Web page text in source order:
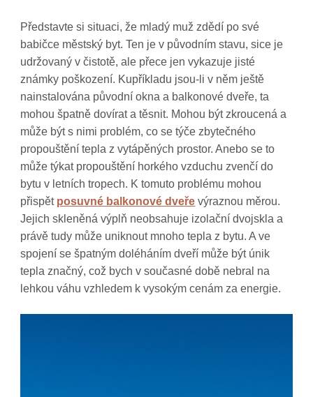
Představte si situaci, že mladý muž zdědí po své
babičce městský byt. Ten je v původním stavu, sice je
udržovaný v čistotě, ale přece jen vykazuje jisté
známky poškození. Kupříkladu jsou-li v něm ještě
nainstalována původní okna a balkonové dveře, ta
mohou špatně dovírat a těsnit. Mohou být zkroucená a
může být s nimi problém, co se týče zbytečného
propouštění tepla z vytápěných prostor. Anebo se to
může týkat propouštění horkého vzduchu zvenčí do
bytu v letních tropech. K tomuto problému mohou
přispět posuvné balkonové dveře výraznou měrou.
Jejich skleněná výplň neobsahuje izolační dvojskla a
právě tudy může uniknout mnoho tepla z bytu. A ve
spojení se špatným doléháním dveří může být únik
tepla značný, což bych v současné době nebral na
lehkou váhu vzhledem k vysokým cenám za energie.